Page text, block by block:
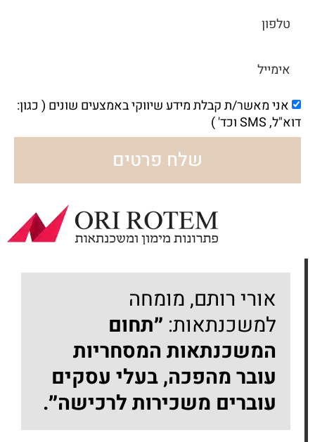
אני מאשר/ת קבלת מידע שיווקי באמצעים שונים ( כגון:
דוא"ל, SMS וכד' )
שלח פרטים
אורי רותם, מומחה
למשכנתאות: ״תחום
המשכנתאות המסחריות
עובר מהפכה,בעלי עסקים
עוברים משכירות לרכישה״.